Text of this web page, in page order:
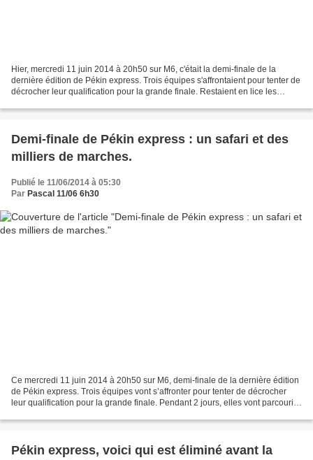
Hier, mercredi 11 juin 2014 à 20h50 sur M6, c'était la demi-finale de la
dernière édition de Pékin express. Trois équipes s'affrontaient pour tenter de
décrocher leur qualification pour la grande finale. Restaient en lice les
Demi-finale de Pékin express : un safari et des
milliers de marches.
Publié le 11/06/2014 à 05:30
Par Pascal 11/06 6h30
Ce mercredi 11 juin 2014 à 20h50 sur M6, demi-finale de la dernière édition
de Pékin express. Trois équipes vont s’affronter pour tenter de décrocher
leur qualification pour la grande finale. Pendant 2 jours, elles vont parcourir
Pékin express, voici qui est éliminé avant la